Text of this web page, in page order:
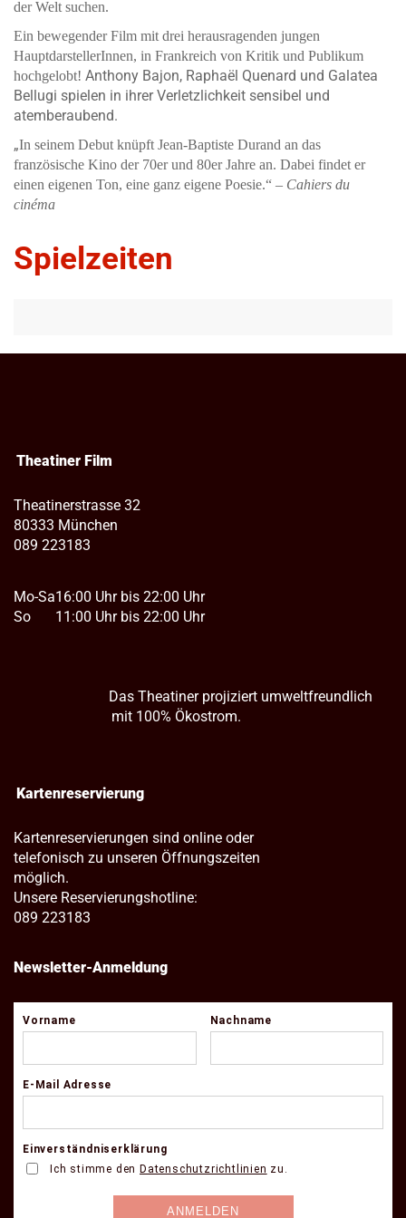
der Welt suchen.
Ein bewegender Film mit drei herausragenden jungen
HauptdarstellerInnen, in Frankreich von Kritik und Publikum
hochgelobt! Anthony Bajon, Raphaël Quenard und Galatea
Bellugi spielen in ihrer Verletzlichkeit sensibel und
atemberaubend.
„In seinem Debut knüpft Jean-Baptiste Durand an das
französische Kino der 70er und 80er Jahre an. Dabei findet er
einen eigenen Ton, eine ganz eigene Poesie.“ – Cahiers du
cinéma
Spielzeiten
Theatiner Film
Theatinerstrasse 32
80333 München
089 223183
Mo-Sa
So
16:00 Uhr bis 22:00 Uhr
11:00 Uhr bis 22:00 Uhr
Das Theatiner projiziert umweltfreundlich
mit 100% Ökostrom.
Kartenreservierung
Kartenreservierungen sind online oder
telefonisch zu unseren Öffnungszeiten
möglich.
Unsere Reservierungshotline:
089 223183
Newsletter-Anmeldung